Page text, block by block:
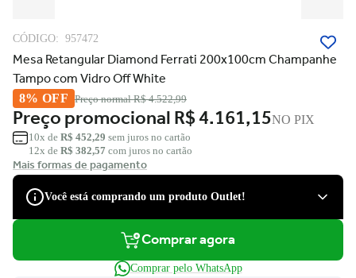
CÓDIGO: 957472
Mesa Retangular Diamond Ferrati 200x100cm Champanhe
Tampo com Vidro Off White
8% OFF Preço normalR$ 4.522,99
Preço promocionalR$ 4.161,15NO PIX
10x de R$ 452,29 sem juros no cartão
12x de R$ 382,57 com juros no cartão
Mais formas de pagamento
Você está comprando um produto Outlet!
São produtos com desconto de várias marcas, que podem apresentar
tiveram suas embalagens danificadas, ou serem apenas ponta de
Comprar agora
Comprar pelo WhatsApp